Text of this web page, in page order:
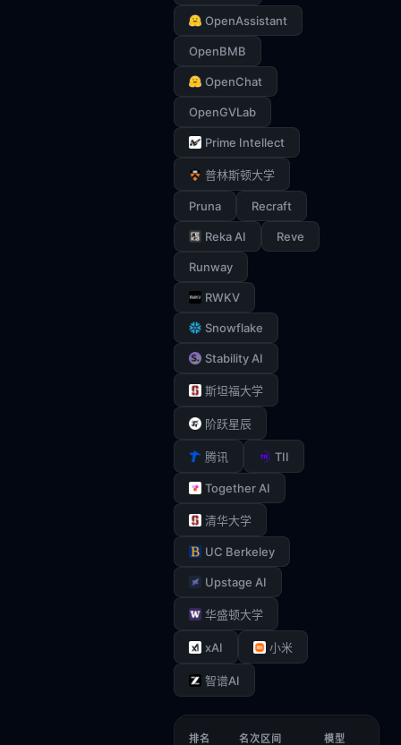
OpenAssistant
OpenBMB
OpenChat
OpenGVLab
Prime Intellect
普林斯顿大学
Pruna Recraft
Reka AI Reve
Runway
RWKV
Snowflake
Stability AI
斯坦福大学
阶跃星辰
腾讯 TII
Together AI
清华大学
UC Berkeley
Upstage AI
华盛顿大学
xAI 小米
智谱AI
排名 名次区间 模型